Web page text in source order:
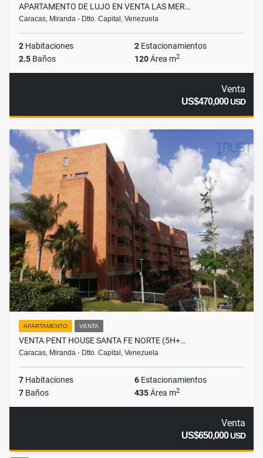
APARTAMENTO DE LUJO EN VENTA LAS MER…
Caracas, Miranda - Dtto. Capital, Venezuela
2 Habitaciones 2 Estacionamientos
2.5 Baños 120Área m2
Venta
US$470,000USD
APARTAMENTO VENTA
VENTA PENT HOUSE SANTA FE NORTE (5H+…
Caracas, Miranda - Dtto. Capital, Venezuela
7 Habitaciones 6 Estacionamientos
7 Baños 435Área m2
Venta
US$650,000USD